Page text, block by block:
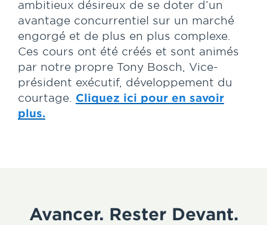
ambitieux désireux de se doter d’un
avantage concurrentiel sur un marché
engorgé et de plus en plus complexe.
Ces cours ont été créés et sont animés
par notre propre Tony Bosch, Vice-
président exécutif, développement du
courtage. Cliquez ici pour en savoir
plus.
Avancer. Rester Devant.